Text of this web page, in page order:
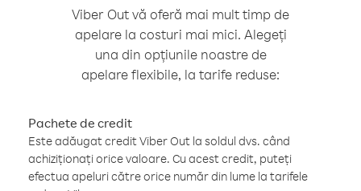
Viber Out vă oferă mai mult timp de
apelare la costuri mai mici. Alegeți
una din opțiunile noastre de
apelare flexibile, la tarife reduse:
Pachete de credit
Este adăugat credit Viber Out la soldul dvs. când
achiziționați orice valoare. Cu acest credit, puteți
efectua apeluri către orice număr din lume la tarifele